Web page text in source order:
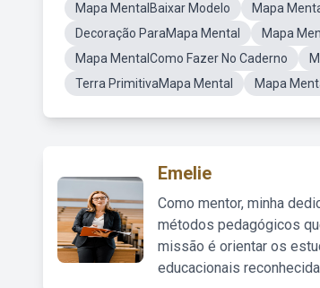
Mapa MentalBaixar Modelo
Mapa
Decoração ParaMapa Mental
Mapa
Mapa MentalComo Fazer No Caderno
Terra PrimitivaMapa Mental
Mapa
Emelie
Como mentor, minha
métodos pedagógicos
missão é orientar os
educacionais